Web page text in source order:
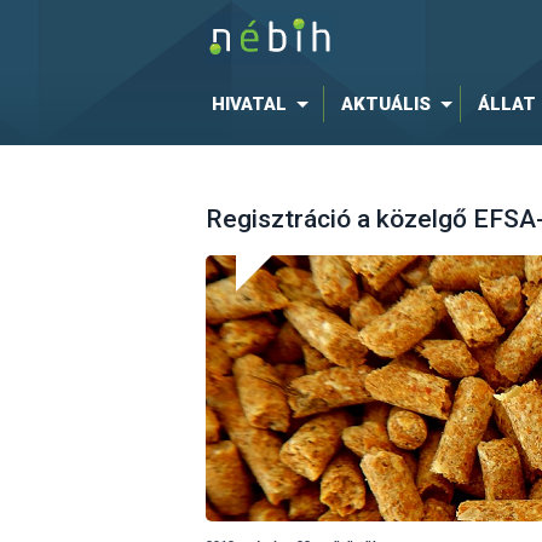
HIVATAL AKTUÁLIS ÁLLAT
Regisztráció a közelgő